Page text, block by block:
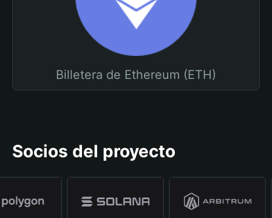
Billetera de Ethereum (ETH)
Socios del proyecto